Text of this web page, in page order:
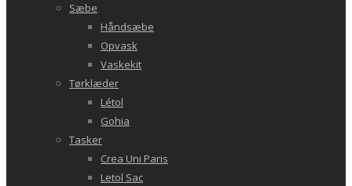
Sæbe
Håndsæbe
Opvask
Vaskekit
Tørklæder
Létol
Gohia
Tasker
Crea Uni Paris
Letol Sac